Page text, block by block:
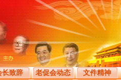
长致辞 老促会动态
文件精神